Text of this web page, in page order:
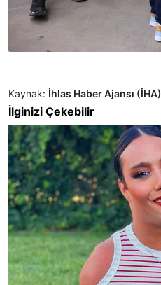
Kaynak: İhlas Haber Ajansı (İHA)